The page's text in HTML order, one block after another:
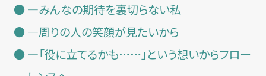
—みんなの期待を裏切らない私
—周りの人の笑顔が見たいから
—「役に立てるかも……」という想いからフロー